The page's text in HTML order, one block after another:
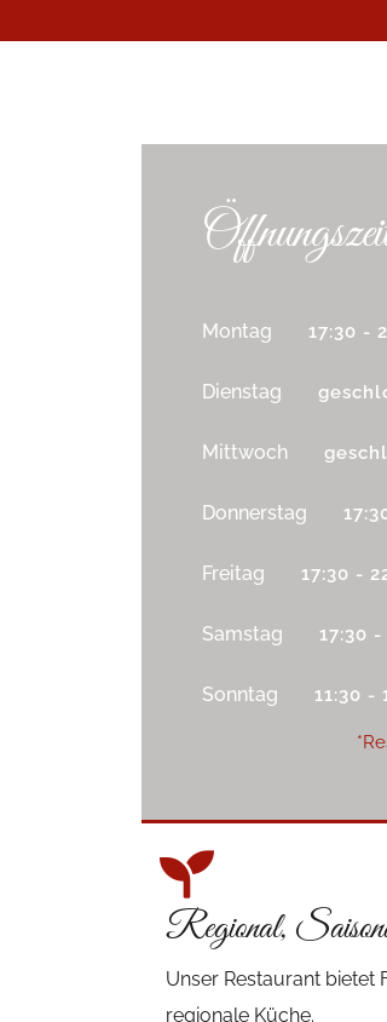
Montag 17:30 -
Dienstag
Mittwoch
Donnerstag
Freitag 17:30 -
Samstag 17:30 -
Sonntag 11:30 -
Regional,
Unser Restaurant bietet
regionale Küche.